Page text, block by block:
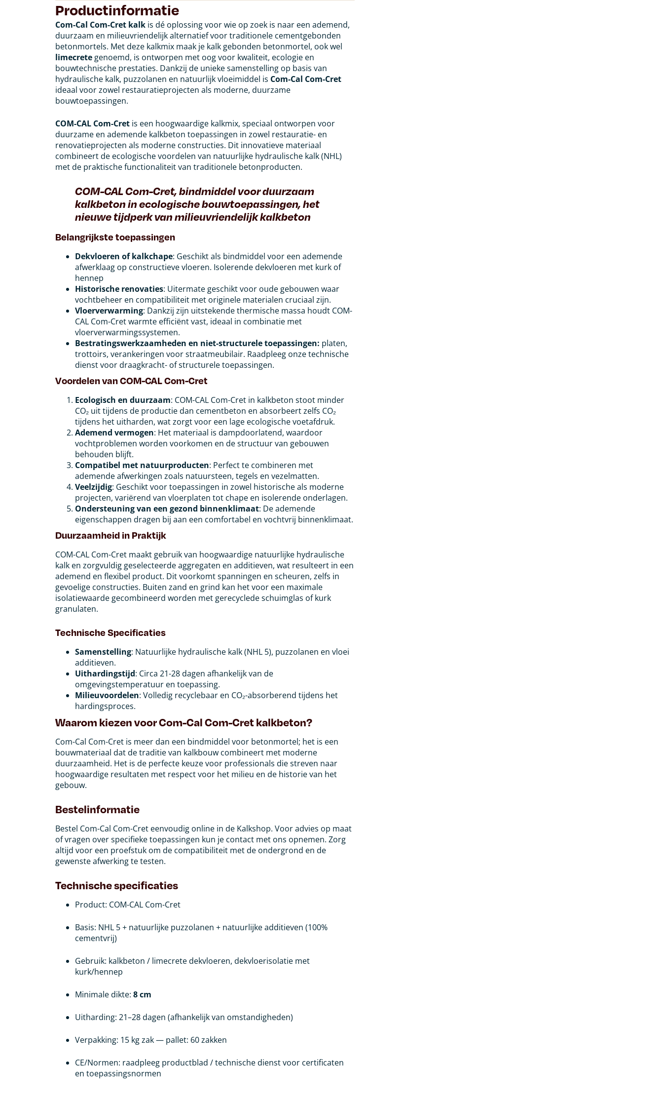
Productinformatie
Com-Cal Com-Cret kalk is dé oplossing voor wie op zoek is naar een ademend,
duurzaam en milieuvriendelijk alternatief voor traditionele cementgebonden
betonmortels. Met deze kalkmix maak je kalk gebonden betonmortel, ook wel
limecrete genoemd, is ontworpen met oog voor kwaliteit, ecologie en
bouwtechnische prestaties. Dankzij de unieke samenstelling op basis van
hydraulische kalk, puzzolanen en natuurlijk vloeimiddel is Com-Cal Com-Cret
ideaal voor zowel restauratieprojecten als moderne, duurzame
bouwtoepassingen.
COM-CAL Com-Cret is een hoogwaardige kalkmix, speciaal ontworpen voor
duurzame en ademende kalkbeton toepassingen in zowel restauratie- en
renovatieprojecten als moderne constructies. Dit innovatieve materiaal
combineert de ecologische voordelen van natuurlijke hydraulische kalk (NHL)
met de praktische functionaliteit van traditionele betonproducten.
COM-CAL Com-Cret, bindmiddel voor duurzaam
kalkbeton in ecologische bouwtoepassingen, het
nieuwe tijdperk van milieuvriendelijk kalkbeton
Belangrijkste toepassingen
Dekvloeren of kalkchape: Geschikt als bindmiddel voor een ademende
afwerklaag op constructieve vloeren. Isolerende dekvloeren met kurk of
hennep
Historische renovaties: Uitermate geschikt voor oude gebouwen waar
vochtbeheer en compatibiliteit met originele materialen cruciaal zijn.
Vloerverwarming: Dankzij zijn uitstekende thermische massa houdt COM-
CAL Com-Cret warmte efficiënt vast, ideaal in combinatie met
vloerverwarmingssystemen.
Bestratingswerkzaamheden en niet-structurele toepassingen: platen,
trottoirs, verankeringen voor straatmeubilair. Raadpleeg onze technische
dienst voor draagkracht- of structurele toepassingen.
Voordelen van COM-CAL Com-Cret
Ecologisch en duurzaam: COM-CAL Com-Cret in kalkbeton stoot minder
CO₂ uit tijdens de productie dan cementbeton en absorbeert zelfs CO₂
tijdens het uitharden, wat zorgt voor een lage ecologische voetafdruk.
Ademend vermogen: Het materiaal is dampdoorlatend, waardoor
vochtproblemen worden voorkomen en de structuur van gebouwen
behouden blijft.
Compatibel met natuurproducten: Perfect te combineren met
ademende afwerkingen zoals natuursteen, tegels en vezelmatten.
Veelzijdig: Geschikt voor toepassingen in zowel historische als moderne
projecten, variërend van vloerplaten tot chape en isolerende onderlagen.
Ondersteuning van een gezond binnenklimaat: De ademende
eigenschappen dragen bij aan een comfortabel en vochtvrij binnenklimaat.
Duurzaamheid in Praktijk
COM-CAL Com-Cret maakt gebruik van hoogwaardige natuurlijke hydraulische
kalk en zorgvuldig geselecteerde aggregaten en additieven, wat resulteert in een
ademend en flexibel product. Dit voorkomt spanningen en scheuren, zelfs in
gevoelige constructies. Buiten zand en grind kan het voor een maximale
isolatiewaarde gecombineerd worden met gerecyclede schuimglas of kurk
granulaten.
Technische Specificaties
Samenstelling: Natuurlijke hydraulische kalk (NHL 5), puzzolanen en vloei
additieven.
Uithardingstijd: Circa 21-28 dagen afhankelijk van de
omgevingstemperatuur en toepassing.
Milieuvoordelen: Volledig recyclebaar en CO₂-absorberend tijdens het
hardingsproces.
Waarom kiezen voor Com-Cal Com-Cret kalkbeton?
Com-Cal Com-Cret is meer dan een bindmiddel voor betonmortel; het is een
bouwmateriaal dat de traditie van kalkbouw combineert met moderne
duurzaamheid. Het is de perfecte keuze voor professionals die streven naar
hoogwaardige resultaten met respect voor het milieu en de historie van het
gebouw.
Bestelinformatie
Bestel Com-Cal Com-Cret eenvoudig online in de Kalkshop. Voor advies op maat
of vragen over specifieke toepassingen kun je contact met ons opnemen. Zorg
altijd voor een proefstuk om de compatibiliteit met de ondergrond en de
gewenste afwerking te testen.
Technische specificaties
Product: COM-CAL Com-Cret
Basis: NHL 5 + natuurlijke puzzolanen + natuurlijke additieven (100%
cementvrij)
Gebruik: kalkbeton / limecrete dekvloeren, dekvloerisolatie met
kurk/hennep
Minimale dikte: 8 cm
Uitharding: 21–28 dagen (afhankelijk van omstandigheden)
Verpakking: 15 kg zak — pallet: 60 zakken
CE/Normen: raadpleeg productblad / technische dienst voor certificaten
en toepassingsnormen